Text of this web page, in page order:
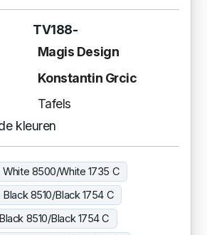
TV188-
Magis Design
Konstantin Grcic
Tafels
kleuren
White 8500/White 1735 C
Black 8510/Black 1754 C
8510/Black 1754 C